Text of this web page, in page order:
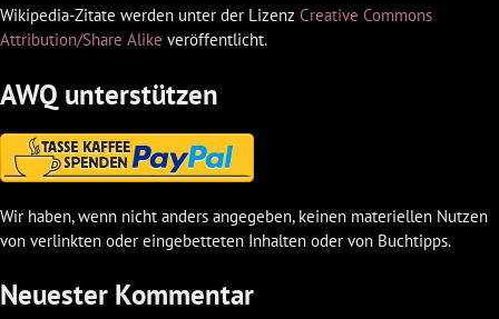
Wikipedia-Zitate werden unter der Lizenz Creative Commons
Attribution/Share Alike veröffentlicht.
AWQ unterstützen
Wir haben, wenn nicht anders angegeben, keinen materiellen Nutzen
von verlinkten oder eingebetteten Inhalten oder von Buchtipps.
Neuester Kommentar